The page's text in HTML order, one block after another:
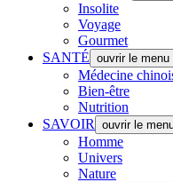
Insolite
Voyage
Gourmet
SANTÉ ouvrir le menu
Médecine
Bien-être
Nutrition
SAVOIR
ouvrir le
Homme
Univers
Nature